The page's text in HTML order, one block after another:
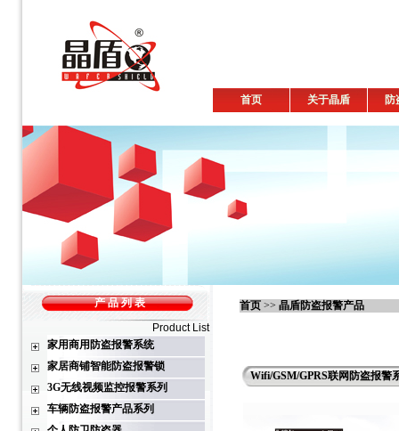
首页 关于晶盾 防
产 品 列 表
Product List
家用商用防盗报警系统
家居商铺智能防盗报警锁
3G无线视频监控报警系列
车辆防盗报警产品系列
首页>> 晶盾防盗报警产品
Wifi/GSM/GPRS联网防盗报警